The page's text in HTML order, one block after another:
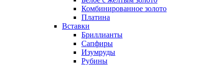
Комбинированное золото
Платина
Вставки
Бриллианты
Сапфиры
Изумруды
Рубины